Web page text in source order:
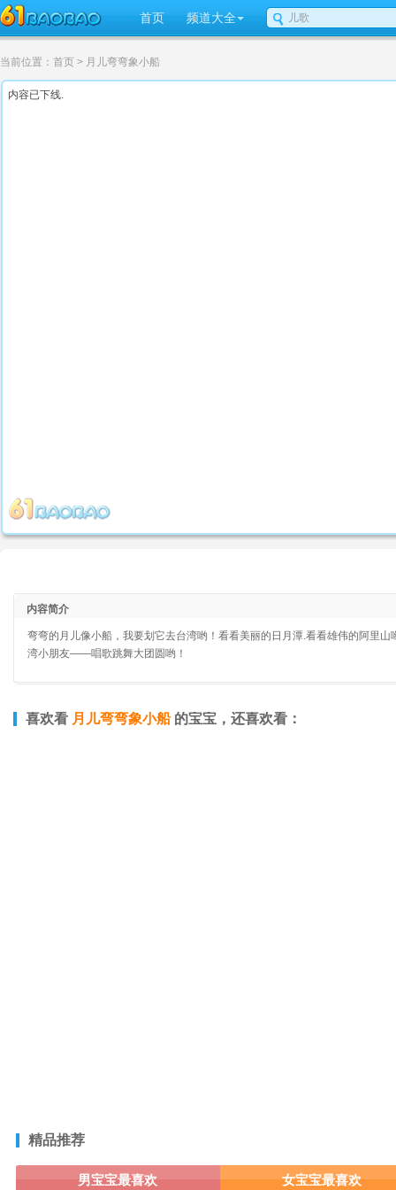
首页 频道大全
当前位置： 首页 > 月儿弯弯象小船
内容已下线.
内容简介
弯弯的月儿像小船，我要划它去台湾哟！看看美丽的日月潭.看看雄伟的阿里
湾小朋友——唱歌跳舞大团圆哟！
喜欢看 月儿弯弯象小船的宝宝，还喜欢看：
精品推荐
男宝宝最喜欢 女宝宝最喜欢